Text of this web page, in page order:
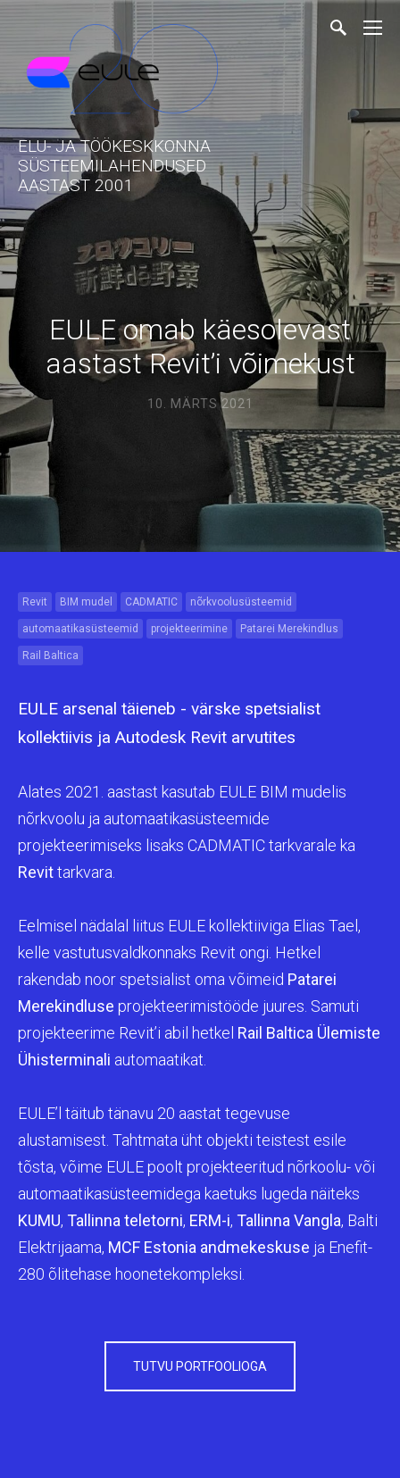
ELU- JA TÖÖKESKKONNA
SÜSTEEMILAHENDUSED
AASTAST 2001
EULE omab käesolevast
aastast Revit’i võimekust
10. MÄRTS 2021
Revit BIM mudel CADMATIC nõrkvoolusüsteemid
automaatikasüsteemid projekteerimine Patarei Merekindlus
Rail Baltica
EULE arsenal täieneb - värske spetsialist
kollektiivis ja Autodesk Revit arvutites
Alates 2021. aastast kasutab EULE BIM mudelis
nõrkvoolu ja automaatikasüsteemide
projekteerimiseks lisaks CADMATIC tarkvarale ka
Revittarkvara.
Eelmisel nädalal liitus EULE kollektiiviga Elias Tael,
kelle vastutusvaldkonnaks Revit ongi. Hetkel
rakendab noor spetsialist oma võimeid Patarei
Merekindluse projekteerimistööde juures. Samuti
projekteerime Revit’i abil hetkel Rail Baltica Ülemiste
Ühisterminali automaatikat.
EULE’l täitub tänavu 20 aastat tegevuse
alustamisest. Tahtmata üht objekti teistest esile
tõsta, võime EULE poolt projekteeritud nõrkoolu- või
automaatikasüsteemidega kaetuks lugeda näiteks
KUMU, Tallinna teletorni, ERM-i, Tallinna Vangla, Balti
Elektrijaama, MCF Estonia andmekeskuse ja Enefit-
280 õlitehase hoonetekompleksi.
TUTVU PORTFOOLIOGA